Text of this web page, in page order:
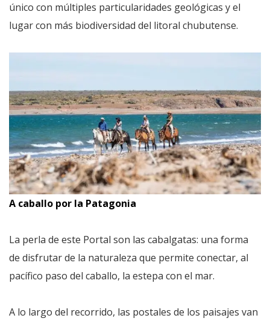
único con múltiples particularidades geológicas y el
lugar con más biodiversidad del litoral chubutense.
A caballo por la Patagonia
La perla de este Portal son las cabalgatas: una forma
de disfrutar de la naturaleza que permite conectar, al
pacífico paso del caballo, la estepa con el mar.
A lo largo del recorrido, las postales de los paisajes van